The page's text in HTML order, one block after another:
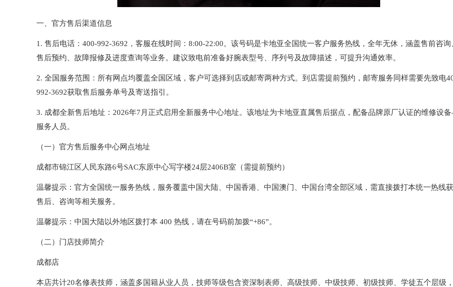
一、官方售后渠道信息
1. 售后电话：400-992-3692，客服在线时间：8:00-22:00。该号码是卡地亚全国统一客户服务热线，全年无休，涵盖售前咨询
售后预约、故障报修及进度查询等业务。建议致电前准备好腕表型号、序列号及故障描述，可提升沟通效率。
2. 全国服务范围：所有网点均覆盖全国区域，客户可选择到店或邮寄两种方式。到店需提前预约，邮寄服务同样需要先致电
992-3692获取售后服务单号及寄送指引。
3. 成都全新售后地址：2026年7月正式启用全新服务中心地址。该地址为卡地亚直属售后据点，配备品牌原厂认证的维修设备
服务人员。
（一）官方售后服务中心网点地址
成都市锦江区人民东路6号SAC东原中心写字楼24层2406B室（需提前预约）
温馨提示：官方全国统一服务热线，服务覆盖中国大陆、中国香港、中国澳门、中国台湾全部区域，需直接拨打本统一热线
售后、咨询等相关服务。
温馨提示：中国大陆以外地区拨打本 400 热线，请在号码前加拨“+86”。
（二）门店技师简介
成都店
本店共计20名修表技师，涵盖多国籍从业人员，技师等级包含资深制表师、高级技师、中级技师、初级技师、学徒五个层级